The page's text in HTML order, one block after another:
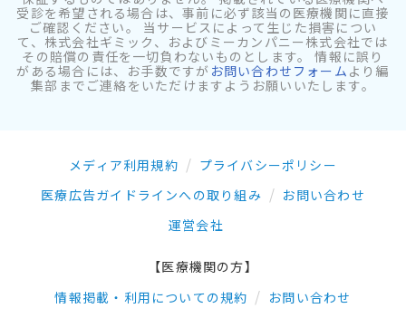
受診を希望される場合は、事前に必ず該当の医療機関に直接
ご確認ください。 当サービスによって生じた損害につい
て、株式会社ギミック、およびミーカンパニー株式会社では
その賠償の責任を一切負わないものとします。 情報に誤り
がある場合には、お手数ですが お問い合わせフォーム より編
集部までご連絡をいただけますようお願いいたします。
メディア利用規約
プライバシーポリシー
医療広告ガイドラインへの取り組み
お問い合わせ
運営会社
【医療機関の方】
情報掲載・利用についての規約
お問い合わせ